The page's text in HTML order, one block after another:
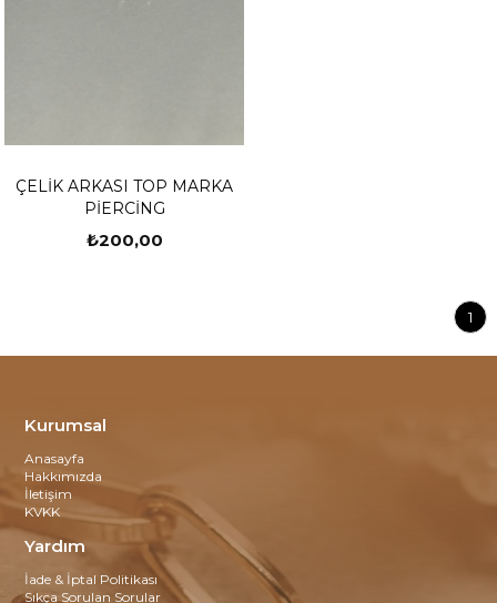
ÇELİK ARKASI TOP MARKA
PİERCİNG
₺200,00
1
Kurumsal
Anasayfa
Hakkımızda
İletişim
KVKK
Yardım
İade & İptal Politikası
Sıkça Sorulan Sorular